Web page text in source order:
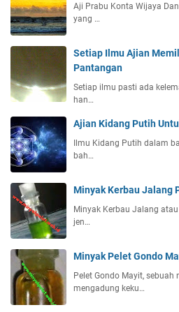
Aji Prabu Konta Wijaya
yang …
Setiap Ilmu Ajian
Pantangan
Setiap ilmu pasti ada
han…
Ajian Kidang Putih
Ilmu Kidang Putih dalam
bah…
Minyak Kerbau Jalang
Minyak Kerbau Jalang
jen…
Minyak Pelet Gondo
Pelet Gondo Mayit,
mengadung keku…